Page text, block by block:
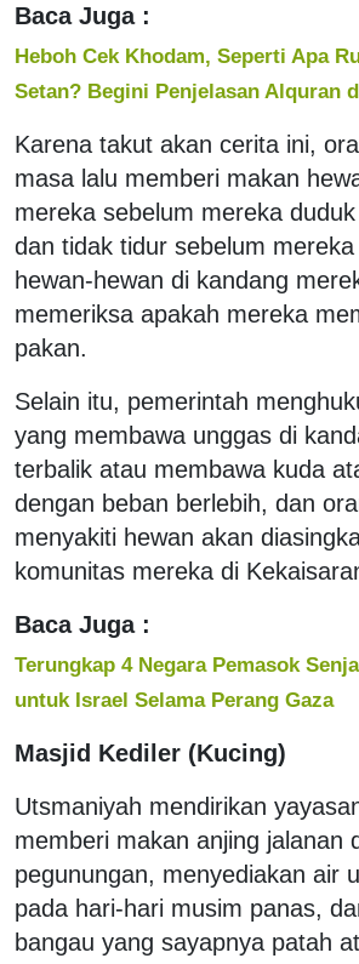
Baca Juga :
Heboh Cek Khodam, Seperti Apa
Setan? Begini Penjelasan Alquran
Karena takut akan cerita ini,
masa lalu memberi makan
mereka sebelum mereka
dan tidak tidur sebelum
hewan-hewan di kandang
memeriksa apakah mereka
pakan.
Selain itu, pemerintah
yang membawa unggas di
terbalik atau membawa kuda
dengan beban berlebih, dan
menyakiti hewan akan
komunitas mereka di
Baca Juga :
Terungkap 4 Negara Pemasok
untuk Israel Selama Perang Gaza
Masjid Kediler (Kucing)
Utsmaniyah mendirikan
memberi makan anjing jalanan
pegunungan, menyediakan air
pada hari-hari musim panas,
bangau yang sayapnya patah